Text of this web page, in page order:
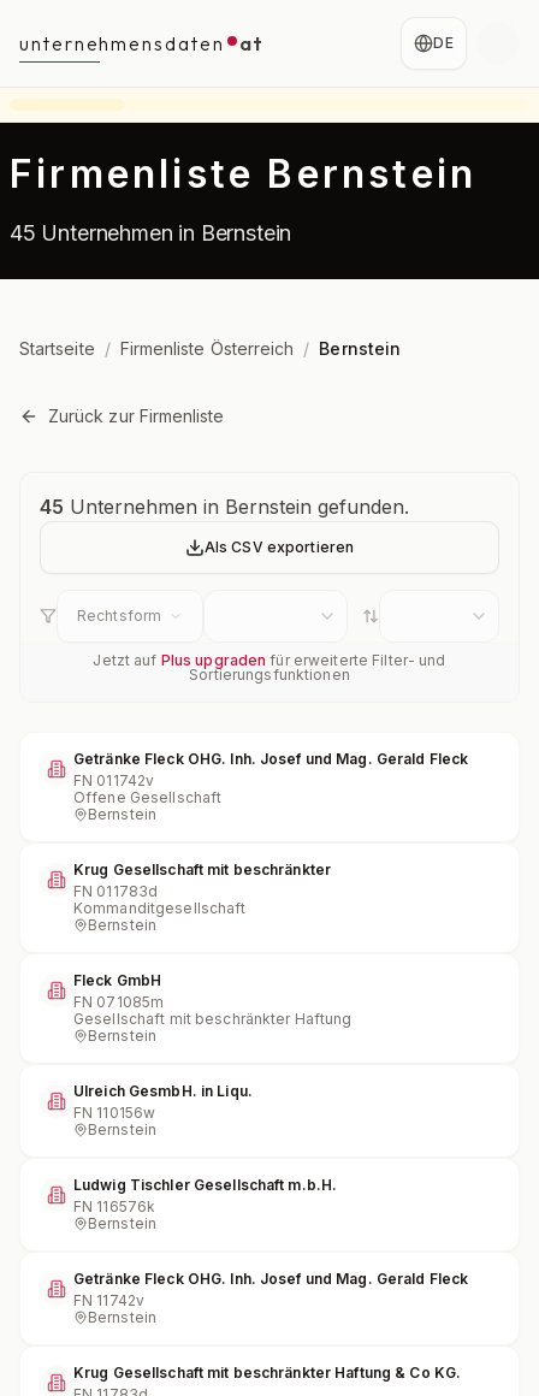
unternehmensdaten at DE
Firmenliste Bernstein
45 Unternehmen in Bernstein
Startseite / Firmenliste Österreich / Bernstein
Zurück zur Firmenliste
Unternehmensübersicht
45 Unternehmen in Bernstein gefunden.
Als CSV exportieren
Rechtsform
Jetzt auf Plus upgraden für erweiterte Filter- und
Sortierungsfunktionen
Getränke Fleck OHG. Inh. Josef und Mag. Gerald Fleck
FN 011742v
Offene Gesellschaft
Bernstein
Krug Gesellschaft mit beschränkter
FN 011783d
Kommanditgesellschaft
Bernstein
Fleck GmbH
FN 071085m
Gesellschaft mit beschränkter Haftung
Bernstein
Ulreich GesmbH. in Liqu.
FN 110156w
Bernstein
Ludwig Tischler Gesellschaft m.b.H.
FN 116576k
Bernstein
Getränke Fleck OHG. Inh. Josef und Mag. Gerald Fleck
FN 11742v
Bernstein
Krug Gesellschaft mit beschränkter Haftung & Co KG.